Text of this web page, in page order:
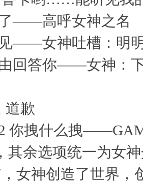
——高呼女神之名
——女神吐槽：明
回答你——女神：
道歉
你拽什么拽
其余选项统一为女
女神创造了世界，